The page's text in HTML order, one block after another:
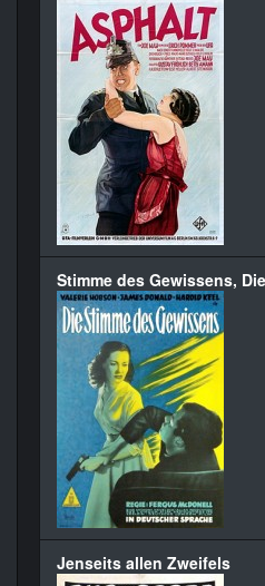
Stimme des Gewissens, Die
Jenseits allen Zweifels